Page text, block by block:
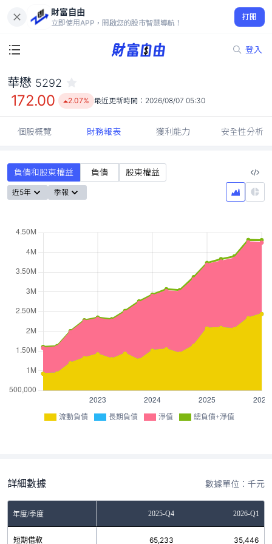
財富自由
立即使用APP，開啟您的股市智慧導航！
打開
登入
172.00
2.07%
華懋 5292
172.00 2.07% 最近更新時間： 2026/08/07 05:30
個股概覽 財務報表 獲利能力 安全性分析
負債和股東權益 負債 股東權益
近5年 季報
流動負債 長期負債 淨值 總負債+淨值
詳細數據 數據單位：千元
年度/季度 2025-Q4 2026-Q1
短期借款 65,233 35,446